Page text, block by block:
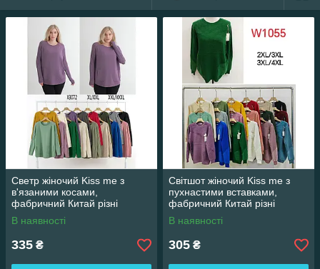
Светр жіночий Kiss me з
в'язаними косами,
фабричний Китай різні
кольори. Розміри XL/XXL -
XXL/XXXL
В наявності
335 ₴
Світшот жіночий Kiss me з
пухнастими вставками,
фабричний Китай різні
кольори. Розміри 2XL/3XL -
3XL/4XL
В наявності
305 ₴